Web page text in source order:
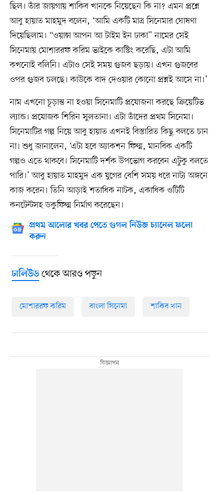
ছিল। তাঁর জায়গায় শাকিব খানকে নিয়েছেন কি না? এমন প্রশ্নে
আবু হায়াত মাহমুদ বলেন, ‘আমি একটি মাত্র সিনেমার ঘোষণা
দিয়েছিলাম। “ওয়ান্স আপন আ টাইম ইন ঢাকা” নামের সেই
সিনেমায় মোশাররফ করিম ভাইকে কাস্টিং করেছি, এটা আমি
কখনোই বলিনি। এটাও সেই সময় গুজব ছড়ায়। এখন গুজবের
ওপর গুজব চলছে। কাউকে বাদ দেওয়ার কোনো প্রশ্নই আসে না।’
নাম এখনো চূড়ান্ত না হওয়া সিনেমাটি প্রযোজনা করছে ক্রিয়েটিভ
ল্যান্ড। প্রযোজক শিরিন সুলতানা। এটা তাঁদের প্রথম সিনেমা।
সিনেমাটির গল্প নিয়ে আবু হায়াত এখনই বিস্তারিত কিছু বলতে চান
না। শুধু জানালেন, ‘এটা হবে অ্যাকশন ফিল্ম, মানবিক একটি
গল্পও এতে থাকবে। সিনেমাটি দর্শক উপভোগ করবেন এটুকু বলতে
পারি।’ আবু হায়াত মাহমুদ এক যুগের বেশি সময় ধরে নাট্য অঙ্গনে
কাজ করেন। তিনি আড়াই শতাধিক নাটক, একাধিক ওটিটি
কনটেন্টসহ ডকুফিল্ম নির্মাণ করেছেন।
প্রথম আলোর খবর পেতে গুগল নিউজ চ্যানেল ফলো
করুন
ঢালিউডথেকে আরও পড়ুন
মোশাররফ করিম বাংলা সিনেমা শাকিব খান